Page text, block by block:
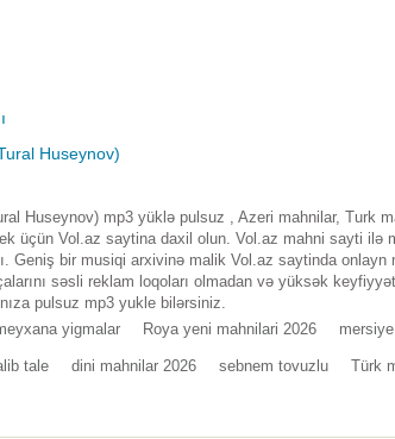
Huseynov)
Huseynov) mp3 yüklə pulsuz , Azeri mahnilar, Turk
üçün Vol.az saytina daxil olun. Vol.az mahni sayti ilə
Geniş bir musiqi arxivinə malik Vol.az saytinda
səsli reklam loqoları olmadan və yüksək
pulsuz mp3 yukle bilərsiniz.
yigmalar Roya yeni mahnilari 2026
tale dini mahnilar 2026 sebnem tovuzlu Türk